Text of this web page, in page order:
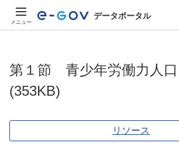
メニュー
データポータル
第１節 青少年労働力
(353KB)
リソース